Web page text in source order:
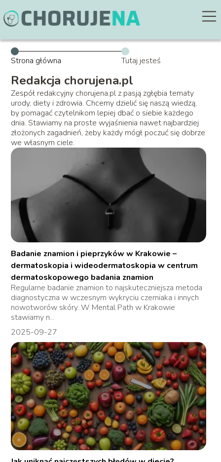
Strona główna Tutaj jesteś
Redakcja chorujena.pl
Zespół redakcyjny chorujena.pl z pasją zgłębia tematy
urody, diety i zdrowia. Chcemy dzielić się naszą wiedzą,
by pomagać czytelnikom lepiej dbać o siebie każdego
dnia. Stawiamy na proste wyjaśnienia nawet najbardziej
złożonych zagadnień, żeby każdy mógł poczuć się dobrze
we własnym ciele.
Badanie znamion i pieprzyków w Krakowie –
dermatoskopia i wideodermatoskopia w centrum
dermatoskopowego badania znamion
Regularne badanie znamion to najskuteczniejsza metoda
diagnostyczna w wczesnym wykryciu czerniaka i innych
nowotworów skóry. W Mental Path w Krakowie
stawiamy n...
2025-09-27